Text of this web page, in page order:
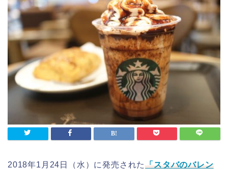
2018年1月24日（水）に発売された「スタバのバレン